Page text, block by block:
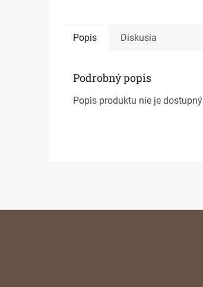
Popis Diskusia
Podrobný popis
Popis produktu nie je dostupný